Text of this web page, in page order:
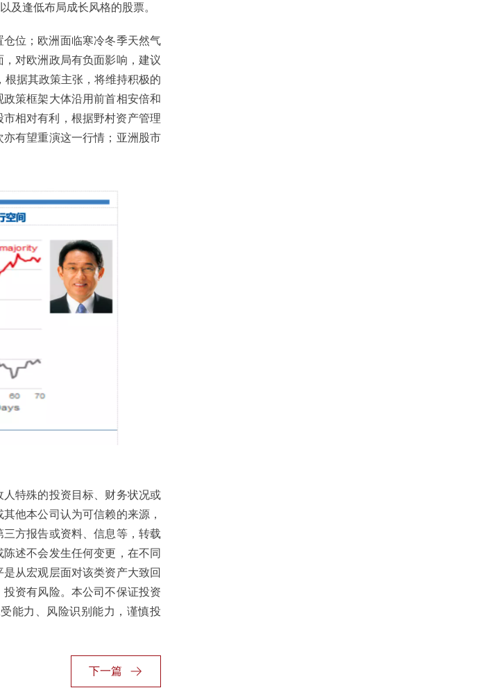
及逢低布局成长风格的股票。
位；欧洲面临寒冷冬季天然气
对欧洲政局有负面影响，建议
根据其政策主张，将维持积极的
策框架大体沿用前首相安倍和
相对有利，根据野村资产管理
有望重演这一行情；亚洲股市
特殊的投资目标、财务状况或
他本公司认为可信赖的来源，
方报告或资料、信息等，转载
述不会发生任何变更，在不同
从宏观层面对该类资产大致回
资有风险。本公司不保证投资
能力、风险识别能力，谨慎投
下一篇